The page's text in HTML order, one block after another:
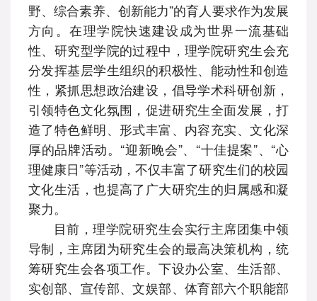
野、综合素养、创新能力”的育人要求作为发展
方向。在理学院快速建设成为世界一流基础
性、研究型学院的过程中，理学院研究生会充
分发挥基层学生组织的积极性、能动性和创造
性，紧抓思想政治建设，倡导学术科研创新，
引领特色文化氛围，促进研究生全面发展，打
造了特色鲜明、形式丰富、内容充实、文化深
厚的品牌活动。“迎新晚会”、“十佳提案”、“心
理健康日”等活动，不仅丰富了研究生们的校园
文化生活，也提高了广大研究生的归属感和凝
聚力。
目前，理学院研究生会实行主席团集中领
导制，主席团为研究生会的最高决策机构，统
筹研究生会各项工作。下设办公室、生活部、
实创部、宣传部、文娱部、体育部六个职能部